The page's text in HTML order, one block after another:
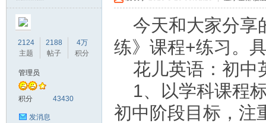
2124
主题
2188
帖子
4万
积分
管理员
积分 43430
发消息
今天和大家分享
练》课程+练习。
花儿英语：初中
1、以学科课程
初中阶段目标，注